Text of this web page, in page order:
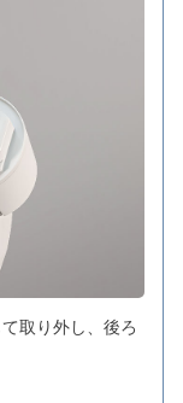
取り外し、後ろ